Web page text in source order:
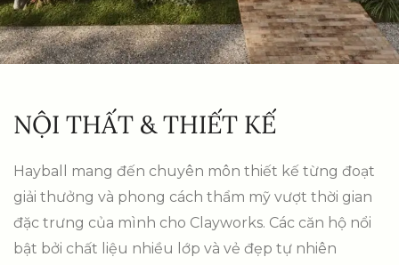
NỘI THẤT & THIẾT KẾ
Hayball mang đến chuyên môn thiết kế từng đoạt
giải thưởng và phong cách thẩm mỹ vượt thời gian
đặc trưng của mình cho Clayworks. Các căn hộ nổi
bật bởi chất liệu nhiều lớp và vẻ đẹp tự nhiên